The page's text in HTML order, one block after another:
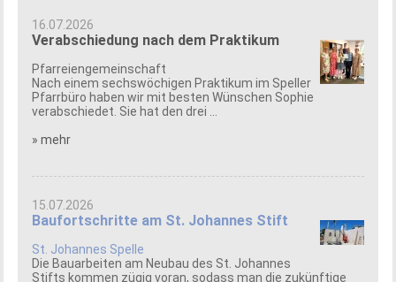
16.07.2026
Verabschiedung nach dem Praktikum
Pfarreiengemeinschaft
Nach einem sechswöchigen Praktikum im Speller
Pfarrbüro haben wir mit besten Wünschen Sophie
verabschiedet. Sie hat den drei ...
» mehr
15.07.2026
Baufortschritte am St. Johannes Stift
St. Johannes Spelle
Die Bauarbeiten am Neubau des St. Johannes
Stifts kommen zügig voran, sodass man die zukünftige